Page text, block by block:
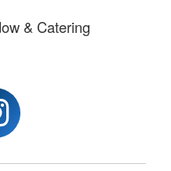
& Catering